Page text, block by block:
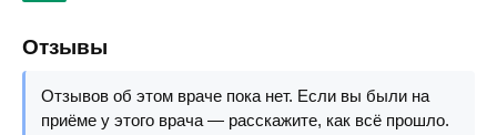
Отзывы
Отзывов об этом враче пока нет. Если вы были на
приёме у этого врача — расскажите, как всё прошло.